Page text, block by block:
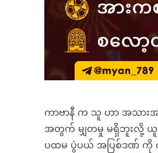
ကာဗာနီ က သူ ဟာ အသားအ
အတွက် မျှတမှု မရှိဘူးလို့ ယူဆ
ပထမ ပွဲပယ် အပြစ်ဒဏ် ကို